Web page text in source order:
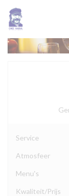
Cookies beheer
Service
Atmosfeer
Menu's
Kwaliteit/Prijs